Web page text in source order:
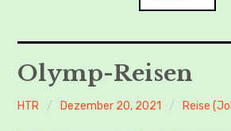
REISEN ERINNERN
REISEN BETRACHTEN
Olymp-Reisen
HTR Dezember 20, 2021 Reise